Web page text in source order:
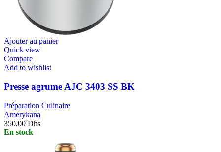
Ajouter au panier
Quick view
Compare
Add to wishlist
Presse agrume AJC 3403 SS BK
Préparation Culinaire
Amerykana
350,00 Dhs
En stock